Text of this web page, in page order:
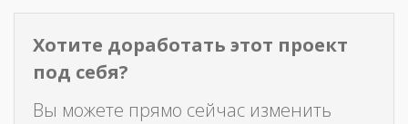
Хотите доработать этот проект
под себя?
Вы можете прямо сейчас изменить